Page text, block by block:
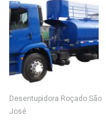
Desentupidora Roçado São
José